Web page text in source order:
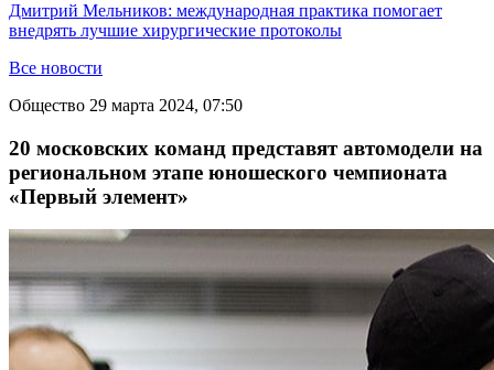
Дмитрий Мельников: международная практика помогает
внедрять лучшие хирургические протоколы
Все новости
Общество 29 марта 2024, 07:50
20 московских команд представят автомодели на
региональном этапе юношеского чемпионата
«Первый элемент»